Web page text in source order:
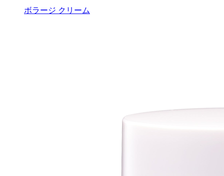
ボラージ クリーム